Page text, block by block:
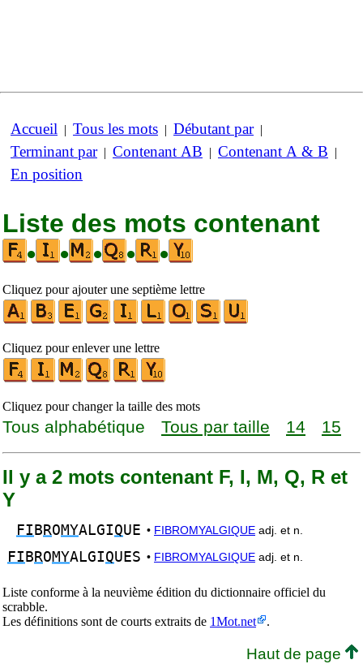
Accueil | Tous les mots | Débutant par|
Terminant par| Contenant AB | Contenant A & B |
En position
Liste des mots contenant
•
• • • •
Cliquez pour ajouter une septième lettre
Cliquez pour enlever une lettre
Cliquez pour changer la taille des mots
Tous alphabétique Tous par taille 14 15
Il y a 2 mots contenant F, I, M, Q, R et
Y
FI B ROMYALGIQUE • FIBROMYALGIQUE adj. et n.
FI B ROMYALGIQUES • FIBROMYALGIQUE adj. et n.
Liste conforme à la neuvième édition du dictionnaire officiel du
scrabble.
Les définitions sont de courts extraits de 1Mot.net .
Haut de page